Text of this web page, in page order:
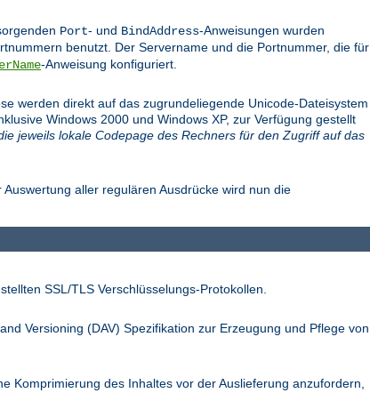
Port- und BindAddress-Anweisungen wurden
benutzt. Der Servername und die Portnummer, die für
-Anweisung konfiguriert.
werden direkt auf das zugrundeliegende Unicode-Dateisystem
Windows 2000 und Windows XP, zur Verfügung gestellt
jeweils lokale Codepage des Rechners für den Zugriff auf das
Auswertung aller regulären Ausdrücke wird nun die
SSL/TLS Verschlüsselungs-Protokollen.
Versioning (DAV) Spezifikation zur Erzeugung und Pflege von
Komprimierung des Inhaltes vor der Auslieferung anzufordern,